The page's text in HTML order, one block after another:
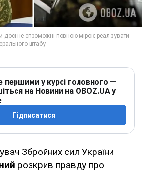
першими у курсі головного —
на Новини на OBOZ.UA у
Підписатися
Збройних сил України
розкрив правду про